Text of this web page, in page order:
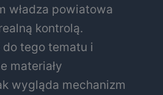
władza powiatowa
kontrolą.
tego tematu i
materiały
wygląda mechanizm